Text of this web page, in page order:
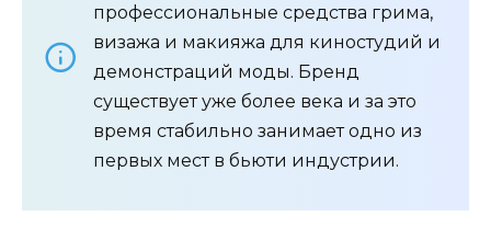
профессиональные средства грима,
визажа и макияжа для киностудий и
демонстраций моды. Бренд
существует уже более века и за это
время стабильно занимает одно из
первых мест в бьюти индустрии.